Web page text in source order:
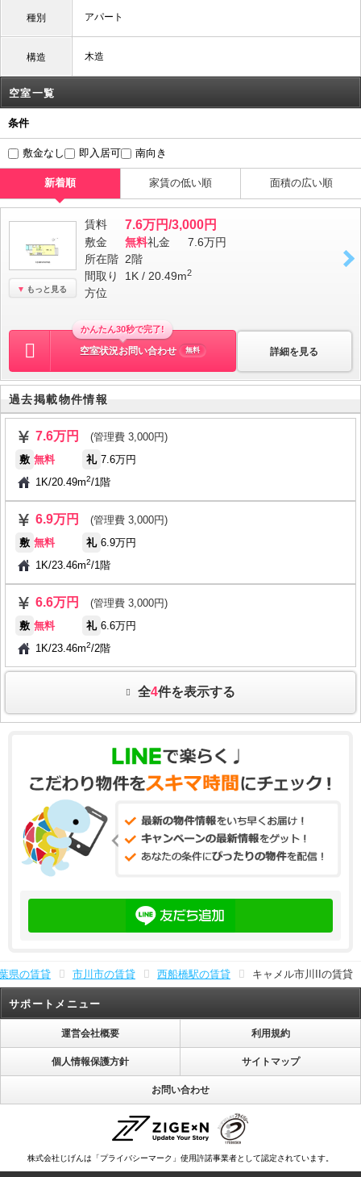
種別 アパート
構造 木造
空室一覧
条件
敷金なし 即入居可 南向き
新着順 家賃の低い順 面積の広い順
もっと見る
賃料 7.6万円/3,000円
敷金 無料礼金
7.6万円
所在階 2階
間取り
1K / 20.49m2
方位
詳細を見る
かんたん30秒で完了!
空室状況お問い合わせ 無料
過去掲載物件情報
7.6万円
(管理費 3,000円)
敷 無料 礼 7.6万円
1K/20.49m2/1階
6.9万円
(管理費 3,000円)
敷 無料 礼 6.9万円
1K/23.46m2/1階
6.6万円
(管理費 3,000円)
敷 無料 礼 6.6万円
1K/23.46m2/2階
全4件を表示する
県の賃貸 市川市の賃貸 西船橋駅の賃貸 キャメル市川IIの賃貸
サポートメニュー
運営会社概要 利用規約
個人情報保護方針 サイトマップ
お問い合わせ
株式会社じげんは「プライバシーマーク」使用許諾事業者として認定されています。